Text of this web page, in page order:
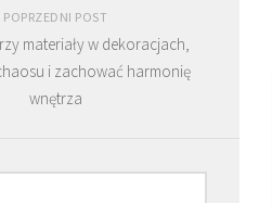
POPRZEDNI POST
materiały w dekoracjach,
i zachować harmonię
wnętrza